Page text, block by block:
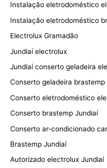
Instalação eletrodoméstico
Instalação eletrodoméstico
Electrolux Gramadão
Jundiaí electrolux
Jundiaí conserto geladeira
Conserto geladeira brastemp
Conserto eletrodoméstico
Conserto brastemp Jundiaí
Conserto ar-condicionado
Brastemp Jundiaí
Autorizado electrolux Jundiaí